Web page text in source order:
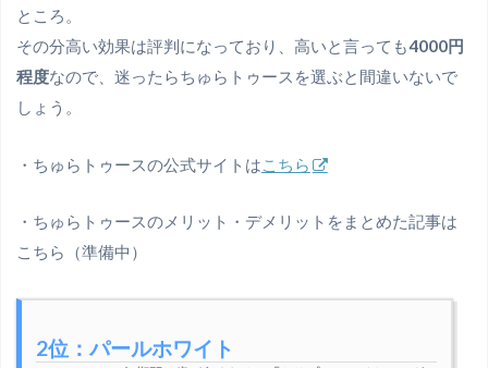
ところ。
その分高い効果は評判になっており、高いと言っても4000円
程度なので、迷ったらちゅらトゥースを選ぶと間違いないで
しょう。
・ちゅらトゥースの公式サイトは こちら
・ちゅらトゥースのメリット・デメリットをまとめた記事は
こちら（準備中）
2位：パールホワイト